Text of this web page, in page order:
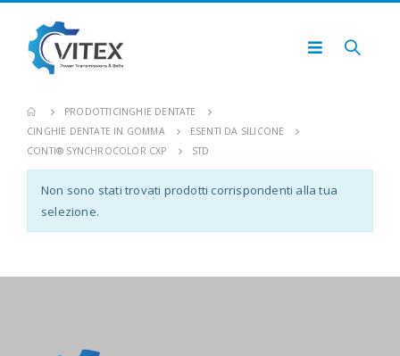
PRODOTTI CINGHIE DENTATE
CINGHIE DENTATE IN GOMMA
ESENTI DA SILICONE
CONTI® SYNCHROCOLOR CXP
STD
Non sono stati trovati prodotti corrispondenti alla tua
selezione.